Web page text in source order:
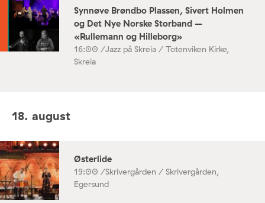
Synnøve Brøndbo Plassen, Sivert Holmen
og Det Nye Norske Storband –
«Rullemann og Hilleborg»
16:00 /Jazz på Skreia / Totenviken Kirke,
Skreia
18. august
Østerlide
19:00 /Skrivergården / Skrivergården,
Egersund